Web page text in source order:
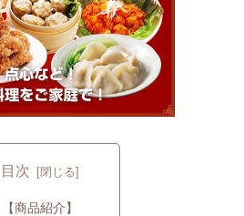
目次
【商品紹介】